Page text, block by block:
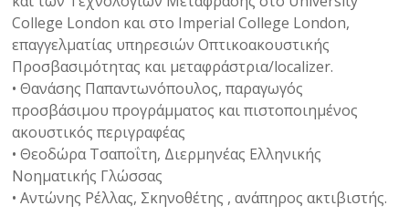
College London και στο Imperial College London,
επαγγελματίας υπηρεσιών Οπτικοακουστικής
Προσβασιμότητας και μεταφράστρια/localizer.
• Θανάσης Παπαντωνόπουλος, παραγωγός
προσβάσιμου προγράμματος και πιστοποιημένος
ακουστικός περιγραφέας
• Θεοδώρα Τσαποΐτη, Διερμηνέας Ελληνικής
Νοηματικής Γλώσσας
• Αντώνης Ρέλλας, Σκηνοθέτης , ανάπηρος ακτιβιστής.